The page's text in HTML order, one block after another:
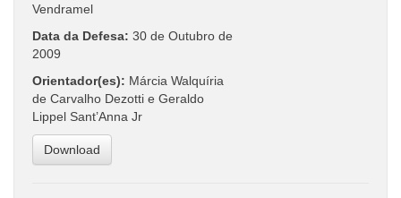
Vendramel
Data da Defesa: 30 de Outubro de
2009
Orientador(es): Márcia Walquíria
de Carvalho Dezotti e Geraldo
Lippel Sant’Anna Jr
Download